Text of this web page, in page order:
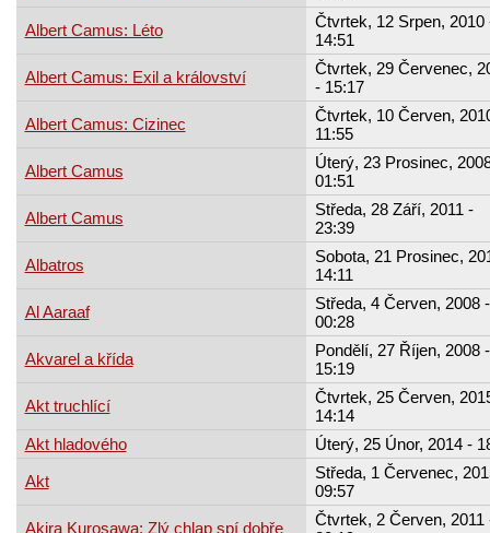
Albert Camus: Léto
Čtvrtek, 12 Srpen, 2010
14:51
Albert Camus: Exil a království
Čtvrtek, 29 Červenec,
- 15:17
Albert Camus: Cizinec
Čtvrtek, 10 Červen,
11:55
Albert Camus
Úterý, 23 Prosinec,
01:51
Albert Camus
Středa, 28 Září, 2011 -
23:39
Albatros
Sobota, 21 Prosinec,
14:11
Al Aaraaf
Středa, 4 Červen, 2008 -
00:28
Akvarel a křída
Pondělí, 27 Říjen, 2008 -
15:19
Akt truchlící
Čtvrtek, 25 Červen,
14:14
Akt hladového
Úterý, 25 Únor, 2014 -
Akt
Středa, 1 Červenec,
09:57
Akira Kurosawa: Zlý chlap spí dobře
Čtvrtek, 2 Červen, 2011